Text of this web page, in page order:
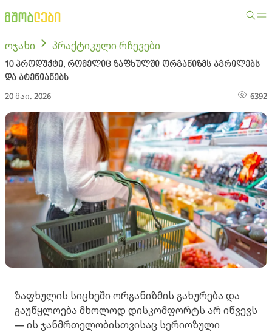
ოჯახი პრაქტიკული რჩევები
10 პროდუქტი, რომელიც ზაფხულში ორგანიზმს აგრილებს
და ატენიანებს
20 მაი. 2026 6392
ზაფხულის სიცხეში ორგანიზმის გახურება და
გაუწყლოება მხოლოდ დისკომფორტს არ იწვევს
— ის ჯანმრთელობისთვისაც სერიოზული